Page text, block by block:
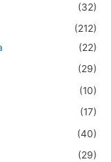
(32)
(212)
(22)
(29)
(10)
(17)
(40)
(29)